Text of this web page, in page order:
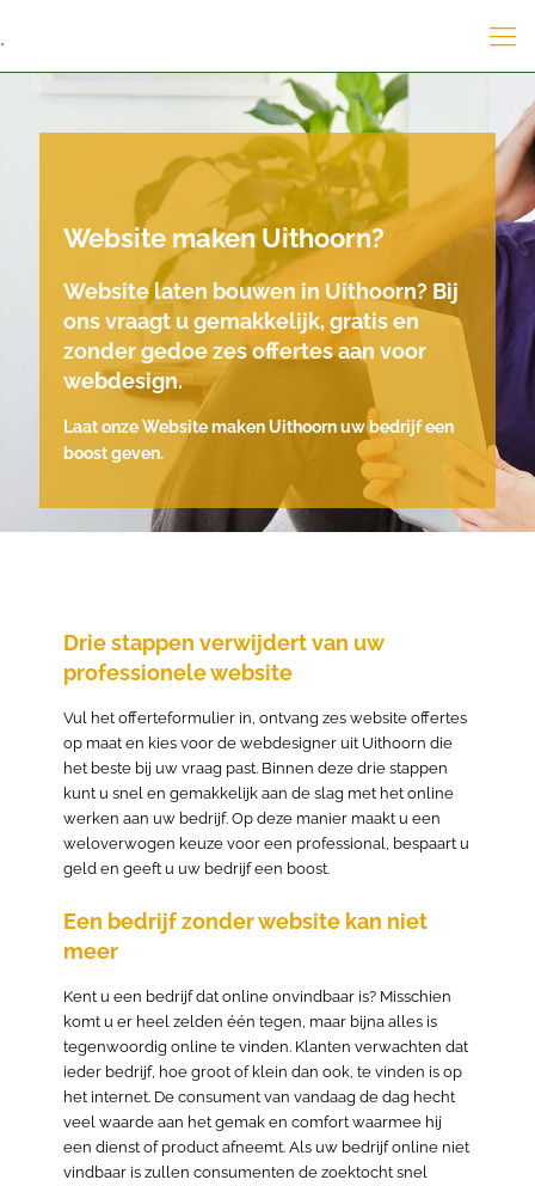
.
Website maken Uithoorn?
Website laten bouwen in Uithoorn? Bij
ons vraagt u gemakkelijk, gratis en
zonder gedoe zes offertes aan voor
webdesign.
Laat onze Website maken Uithoorn uw bedrijf een
boost geven.
Drie stappen verwijdert van uw
professionele website
Vul het offerteformulier in, ontvang zes website offertes
op maat en kies voor de webdesigner uit Uithoorn die
het beste bij uw vraag past. Binnen deze drie stappen
kunt u snel en gemakkelijk aan de slag met het online
werken aan uw bedrijf. Op deze manier maakt u een
weloverwogen keuze voor een professional, bespaart u
geld en geeft u uw bedrijf een boost.
Een bedrijf zonder website kan niet
meer
Kent u een bedrijf dat online onvindbaar is? Misschien
komt u er heel zelden één tegen, maar bijna alles is
tegenwoordig online te vinden. Klanten verwachten dat
ieder bedrijf, hoe groot of klein dan ook, te vinden is op
het internet. De consument van vandaag de dag hecht
veel waarde aan het gemak en comfort waarmee hij
een dienst of product afneemt. Als uw bedrijf online niet
vindbaar is zullen consumenten de zoektocht snel